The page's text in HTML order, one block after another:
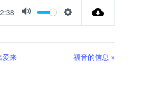
爱来 福音的信息 »